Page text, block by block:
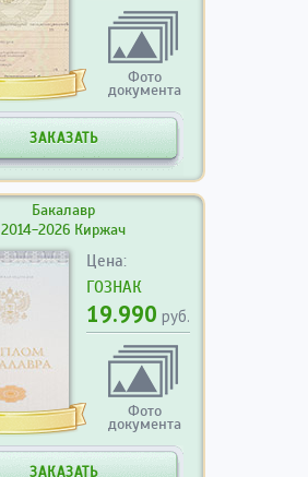
Фото
документа
ЗАКАЗАТЬ
Бакалавр
2014-2026 Киржач
Цена:
ГОЗНАК
19.990 руб.
Фото
документа
ЗАКАЗАТЬ